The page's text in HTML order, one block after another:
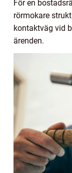
För en
rörmokare
kontaktväg vid
ärenden.